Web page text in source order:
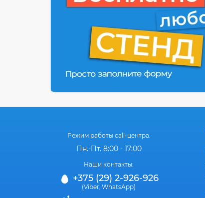
Режим работы call-центра:
Пн.-Пт. 8:00 - 17:00
Наши контакты:
+375 (29) 2-926-926
(Viber, WhatsApp)